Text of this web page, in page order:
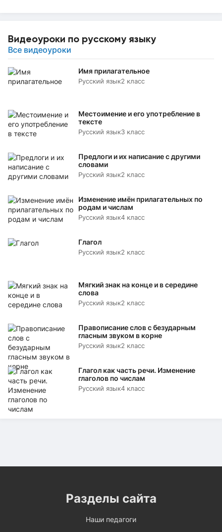
Видеоуроки по русскому языку
Все видеоуроки
Имя прилагательное
Русский язык2 класс
Местоимение и его употребление в
тексте
Русский язык3 класс
Предлоги и их написание с другими
словами
Русский язык2 класс
Изменение имён прилагательных по
родам и числам
Русский язык4 класс
Глагол
Русский язык2 класс
Мягкий знак на конце и в середине
слова
Русский язык2 класс
Правописание слов с безударным
гласным звуком в корне
Русский язык2 класс
Глагол как часть речи. Изменение
глаголов по числам
Русский язык4 класс
Разделы сайта
Наши педагоги